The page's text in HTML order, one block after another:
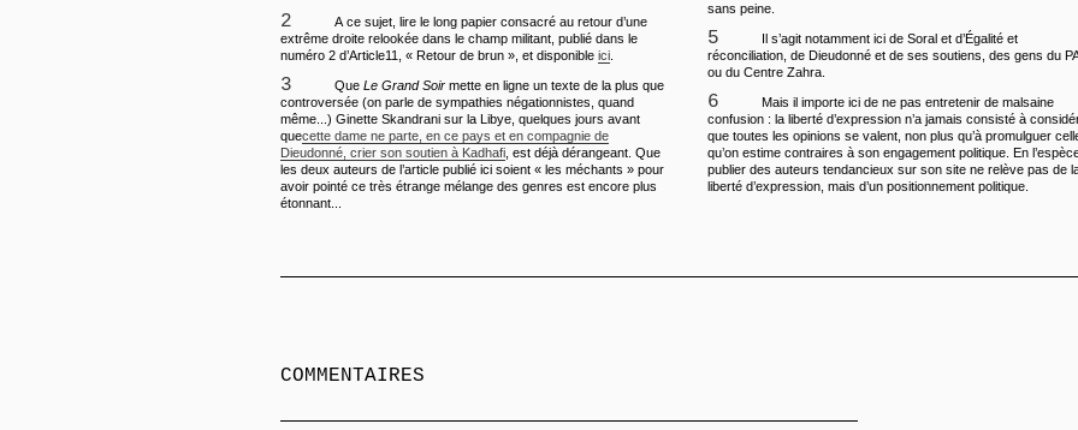
2
A ce sujet, lire le long papier consacré au retour d’une
extrême droite relookée dans le champ militant, publié dans le
numéro 2 d’Article11, « Retour de brun », et disponible ici
3 Que Le Grand Soir mette en ligne un texte de la plus que
controversée (on parle de sympathies négationnistes, quand
même...) Ginette Skandrani sur la Libye, quelques jours avant
quecette dame ne parte, en ce pays et en compagnie de
Dieudonné, crier son soutien à Kadhafi , est déjà dérangeant. Que
les deux auteurs de l’article publié ici soient « les méchants » pour
avoir pointé ce très étrange mélange des genres est encore plus
étonnant...
sans peine.
5
Il s’agit notamment ici de Soral et d’Égalité et
réconciliation, de Dieudonné et de ses soutiens, des gens du
ou du Centre Zahra.
6
Mais il importe ici de ne pas entretenir de malsaine
confusion : la liberté d’expression n’a jamais consisté à
que toutes les opinions se valent, non plus qu’à promulguer
qu’on estime contraires à son engagement politique. En
publier des auteurs tendancieux sur son site ne relève pas de
liberté d’expression, mais d’un positionnement politique.
COMMENTAIRES